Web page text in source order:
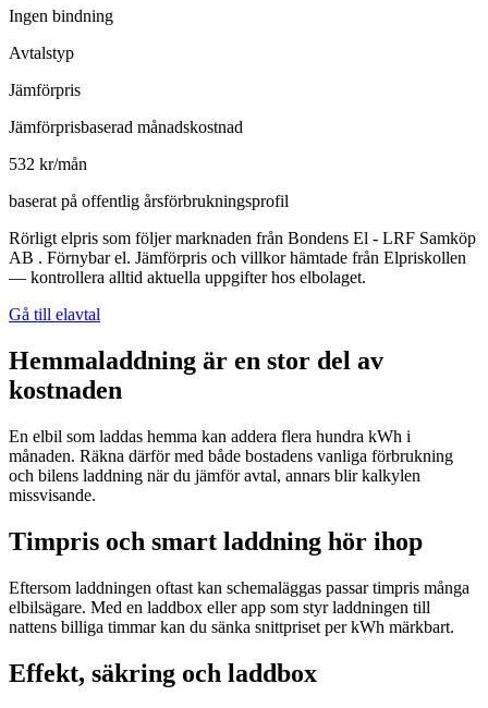
Ingen bindning
Avtalstyp
Jämförpris
Jämförprisbaserad månadskostnad
532 kr/mån
baserat på offentlig årsförbrukningsprofil
Rörligt elpris som följer marknaden från Bondens El - LRF Samköp
AB . Förnybar el. Jämförpris och villkor hämtade från Elpriskollen
— kontrollera alltid aktuella uppgifter hos elbolaget.
Gå till elavtal
Hemmaladdning är en stor del av
kostnaden
En elbil som laddas hemma kan addera flera hundra kWh i
månaden. Räkna därför med både bostadens vanliga förbrukning
och bilens laddning när du jämför avtal, annars blir kalkylen
missvisande.
Timpris och smart laddning hör ihop
Eftersom laddningen oftast kan schemaläggas passar timpris många
elbilsägare. Med en laddbox eller app som styr laddningen till
nattens billiga timmar kan du sänka snittpriset per kWh märkbart.
Effekt, säkring och laddbox